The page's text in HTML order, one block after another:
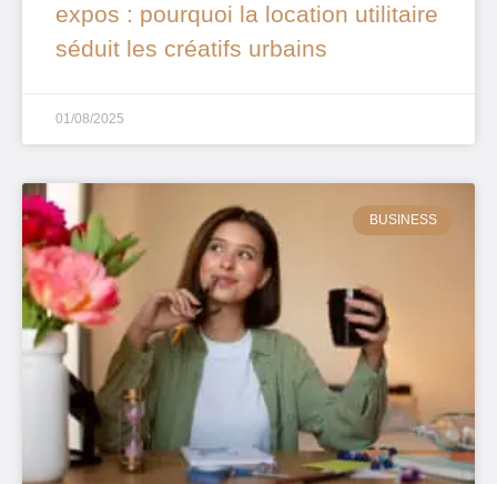
expos : pourquoi la location utilitaire
séduit les créatifs urbains
01/08/2025
BUSINESS